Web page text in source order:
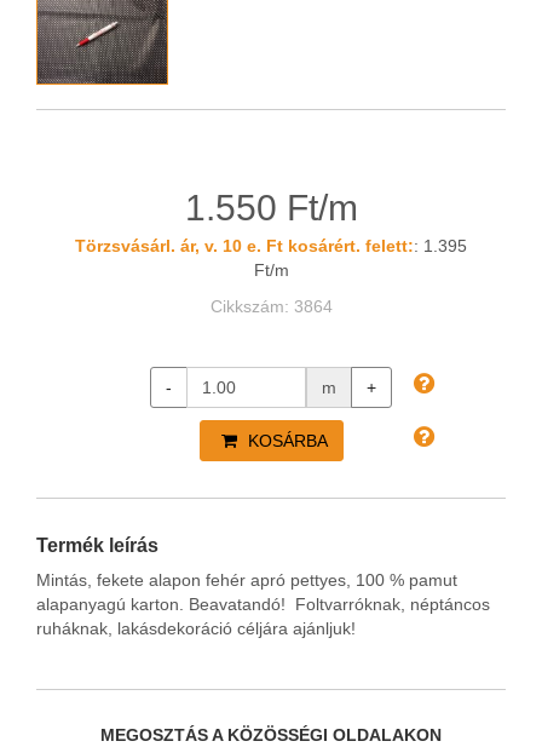
1.550 Ft/m
Törzsvásárl. ár, v. 10 e. Ft kosárért. felett:: 1.395
Ft/m
Cikkszám: 3864
- m +
KOSÁRBA
Termék leírás
Mintás, fekete alapon fehér apró pettyes, 100 % pamut
alapanyagú karton. Beavatandó! Foltvarróknak, néptáncos
ruháknak, lakásdekoráció céljára ajánljuk!
MEGOSZTÁS A KÖZÖSSÉGI OLDALAKON